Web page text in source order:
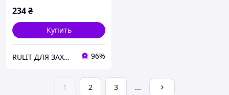
234₴
Купить
RULIT ДЛЯ ЗАХИСНИКІВ ЗНИЖКИ! 96%
1 2 3 ...